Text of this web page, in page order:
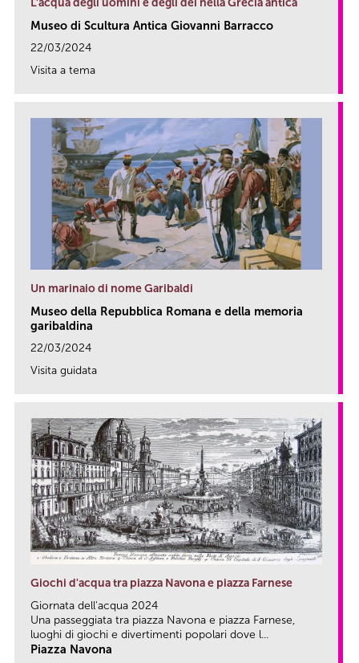
L’acqua degli uomini e degli dei nella Grecia antica
Museo di Scultura Antica Giovanni Barracco
22/03/2024
Visita a tema
Un marinaio di nome Garibaldi
Museo della Repubblica Romana e della memoria
garibaldina
22/03/2024
Visita guidata
Giochi d'acqua tra piazza Navona e piazza Farnese
Giornata dell'acqua 2024
Una passeggiata tra piazza Navona e piazza Farnese,
luoghi di giochi e divertimenti popolari dove l...
Piazza Navona